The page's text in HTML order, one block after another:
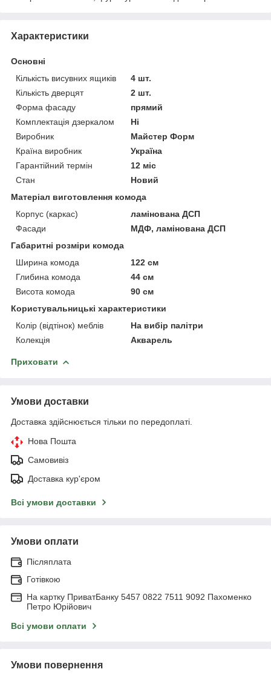
Характеристики
Основні
Кількість висувних ящиків
4 шт.
Кількість дверцят
2 шт.
Форма фасаду
прямий
Комплектація дзеркалом
Ні
Виробник
Майстер Форм
Країна виробник
Україна
Гарантійний термін
12 міс
Стан
Новий
Матеріал виготовлення комода
Корпус (каркас)
ламінована ДСП
Фасади
МДФ, ламінована ДСП
Габаритні розміри комода
Ширина комода
122 см
Глибина комода
44 см
Висота комода
90 см
Користувальницькі характеристики
Колір (відтінок) меблів
На вибір палітри
Колекція
Акварель
Приховати
Умови доставки
Доставка здійснюється тільки по передоплаті.
Нова Пошта
Самовивіз
Доставка кур'єром
Всі умови доставки
Умови оплати
Післяплата
Готівкою
На картку ПриватБанку 5457 0822 7511 9092 Пахоменко
Петро Юрійович
Всі умови оплати
Умови повернення